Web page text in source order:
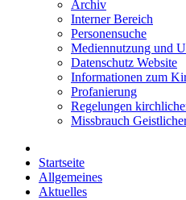
Archiv
Interner Bereich
Personensuche
Mediennutzung und
Datenschutz Website
Informationen zum
Profanierung
Regelungen
Missbrauch
Startseite
Allgemeines
Aktuelles